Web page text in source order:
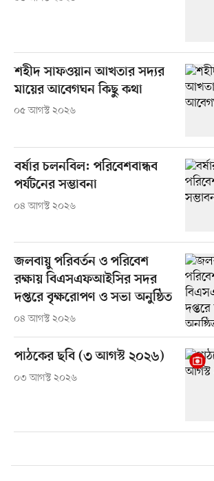
শহীদ সাফওয়ান আখতার সদ্যর
মায়ের আবেগঘন কিছু কথা
০৫ আগস্ট ২০২৬
বর্ষার চলনবিল: পরিবেশবান্ধব
পর্যটনের সম্ভাবনা
০৪ আগস্ট ২০২৬
জলবায়ু পরিবর্তন ও পরিবেশ
রক্ষায় বিএসএফআইসির সদর
দপ্তরে বৃক্ষরোপণ ও সভা অনুষ্ঠিত
০৪ আগস্ট ২০২৬
পাঠকের ছবি (৩ আগস্ট ২০২৬)
০৩ আগস্ট ২০২৬